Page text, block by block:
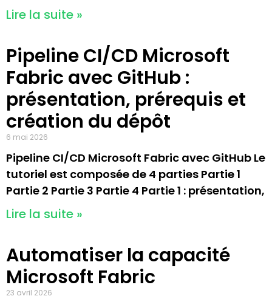
Lire la suite »
Pipeline CI/CD Microsoft
Fabric avec GitHub :
présentation, prérequis et
création du dépôt
6 mai 2026
Pipeline CI/CD Microsoft Fabric avec GitHub Le
tutoriel est composée de 4 parties Partie 1
Partie 2 Partie 3 Partie 4 Partie 1 : présentation,
Lire la suite »
Automatiser la capacité
Microsoft Fabric
23 avril 2026